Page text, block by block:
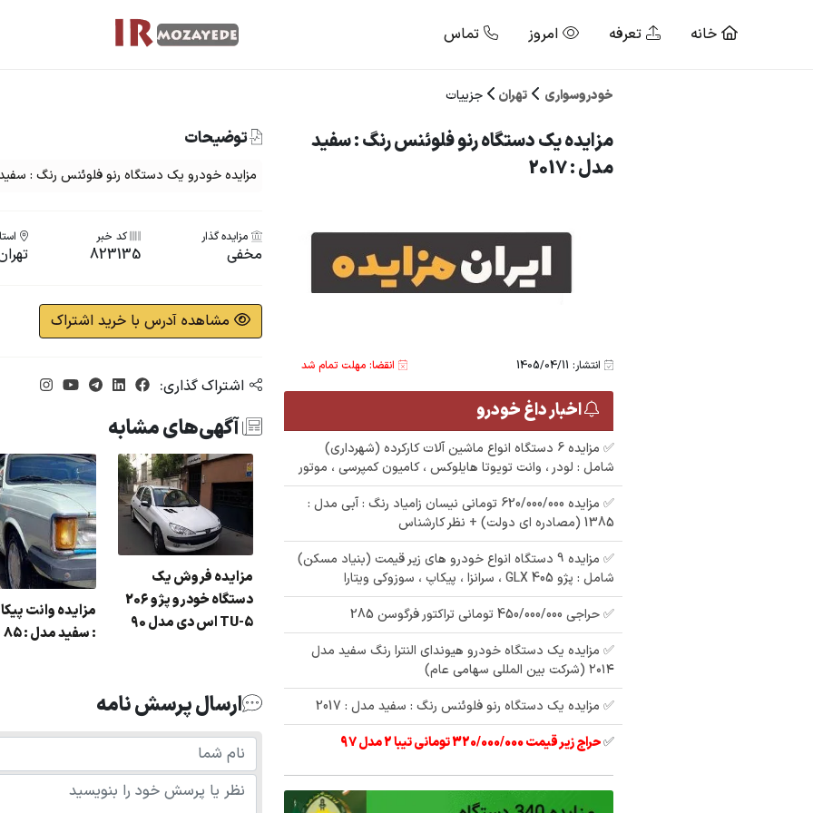
خانه تعرفه امروز تماس
خودروسواری تهران جزییات
مزایده یک دستگاه رنو فلوئنس رنگ : سفید
مدل : 2017
انتشار: 1405/04/11 انقضا: مهلت تمام شد
اخبار داغ خودرو
✅ مزایده 6 دستگاه انواع ماشین آلات کارکرده (شهرداری)
شامل : لودر ، وانت تویوتا هایلوکس ، کامیون کمپرسی ، موتور
✅ مزایده 620/000/000 تومانی نیسان زامیاد رنگ : آبی مدل :
1385 (مصادره ای دولت) + نظر کارشناس
✅ مزایده 9 دستگاه انواع خودرو های زیر قیمت (بنیاد مسکن)
شامل : پژو 405 GLX ، سرانزا ، پیکاپ ، سوزوکی ویتارا
✅ حراجی 450/000/000 تومانی تراکتور فرگوسن 285
✅ مزایده یک دستگاه خودرو هیوندای النترا رنگ سفید مدل
۲۰۱۴ (شرکت بین المللی سهامی عام)
✅ مزایده یک دستگاه رنو فلوئنس رنگ : سفید مدل : 2017
✅حراج زیر قیمت 320/000/000 تومانی تیبا 2 مدل 97
توضیحات
مزایده خودرو یک دستگاه رنو فلوئنس رنگ : سفید
مزایده گذار
مخفی
کد خبر
823135
مشاهده آدرس با خرید اشتراک
اشتراک گذاری:
آگهی‌های مشابه
مزایده وانت
: سفید مدل : 85
مزایده فروش یک
دستگاه خودرو پژو 206
5-TU اس دی مدل 90
مزایده فروش پژو
پارس سفید مدل 1392
XU - بنیاد توسعه عمران
مزایده 207 پانا رنگ :
سفید مدل : 403
مزایده سمند رنگ : نقره
ارسال پرسش نامه